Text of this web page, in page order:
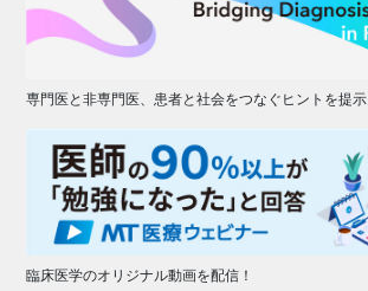
専門医と非専門医、患者と社会をつなぐヒントを提示
臨床医学のオリジナル動画を配信！